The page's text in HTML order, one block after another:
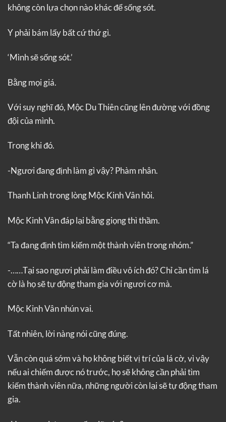
không còn lựa chọn nào khác để sống sót.
Y phải bám lấy bất cứ thứ gì.
‘Mình sẽ sống sót.’
Bằng mọi giá.
Với suy nghĩ đó, Mộc Du Thiên cũng lên đường với đồng
đội của mình.
Trong khi đó.
-Ngươi đang định làm gì vậy? Phàm nhân.
Thanh Linh trong lòng Mộc Kinh Vân hỏi.
Mộc Kinh Vân đáp lại bằng giọng thì thầm.
“Ta đang định tìm kiếm một thành viên trong nhóm.”
-……Tại sao ngươi phải làm điều vô ích đó? Chỉ cần tìm lá
cờ là họ sẽ tự động tham gia với ngươi cơ mà.
Mộc Kinh Vân nhún vai.
Tất nhiên, lời nàng nói cũng đúng.
Vẫn còn quá sớm và họ không biết vị trí của lá cờ, vì vậy
nếu ai chiếm được nó trước, họ sẽ không cần phải tìm
kiếm thành viên nữa, những người còn lại sẽ tự động tham
gia.